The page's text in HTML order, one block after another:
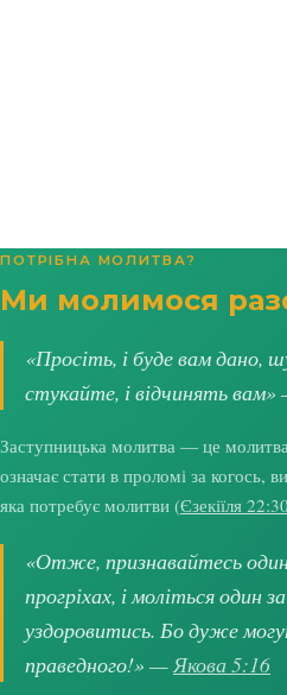
ПОТРІБНА МОЛИТВА?
Ми молимося
«Просіть, і буде вам дано,
стукайте, і відчинять
Заступницька молитва — це
означає стати в проломі за когось,
яка потребує молитви (Єзекіїля
«Отже, признавайтесь один
прогріхах, і моліться один
уздоровитись. Бо дуже
праведного!» —Якова 5:16